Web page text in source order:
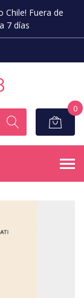
Chile! Fuera de
7 días
0